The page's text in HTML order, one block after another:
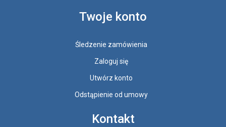
Twoje konto
Śledzenie zamówienia
Zaloguj się
Utwórz konto
Odstąpienie od umowy
Kontakt